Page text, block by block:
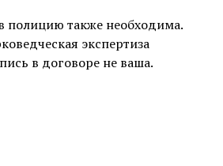
полицию также необходима.
экспертиза
в договоре не ваша.